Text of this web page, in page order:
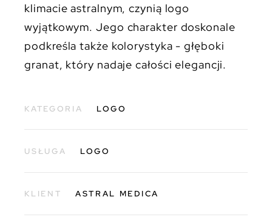
klimacie astralnym, czynią logo
wyjątkowym. Jego charakter doskonale
podkreśla także kolorystyka - głęboki
granat, który nadaje całości elegancji.
KATEGORIA LOGO
USŁUGA LOGO
KLIENT ASTRAL MEDICA